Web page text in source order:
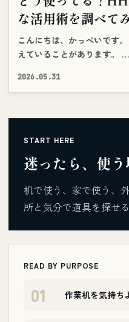
な活用術を調べて
こんにちは、かっぺいです
えていることがあります。 …
2026.05.31
START HERE
迷ったら、使う
机で使う、家で使う、
所と気分で道具を探せ
READ BY PURPOSE
01 作業机を気持ち